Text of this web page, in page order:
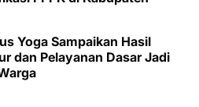
Yoga Sampaikan Hasil
dan Pelayanan Dasar Jadi